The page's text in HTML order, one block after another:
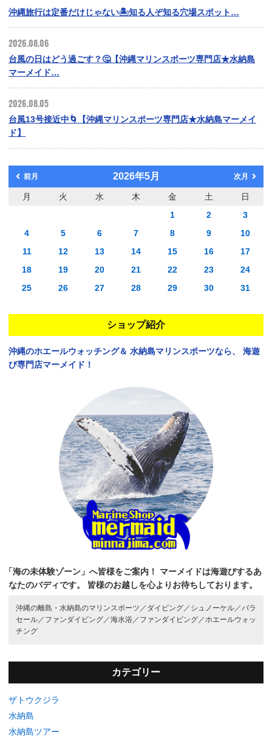
沖縄旅行は定番だけじゃない🏝️知る人ぞ知る穴場スポット…
2026.08.06
台風の日はどう過ごす？🤔【沖縄マリンスポーツ専門店★水納島
マーメイド…
2026.08.05
台風13号接近中🌀【沖縄マリンスポーツ専門店★水納島マーメイ
ド】
前月 2026年5月 次月
月 火 水 木 金 土
日
1
2
3
4
5 6 7 8 9
10
11
12 13 14 15 16
17
18
19 20 21 22 23
24
25
26 27 28 29 30 31
ショップ紹介
沖縄のホエールウォッチング＆ 水納島マリンスポーツなら、
海遊
び専門店マーメイド！
「海の未体験ゾーン」へ皆様をご案内！
マーメイドは海遊びするあ
なたのバディです。
皆様のお越しを心よりお待ちしております。
沖縄の離島・水納島のマリンスポーツ／ ダイビング／ シュノーケル／パラ
セール／ ファンダイビング／海水浴／ ファンダイビング／ホエールウォッ
チング
カテゴリー
ザトウクジラ
水納島
水納島ツアー